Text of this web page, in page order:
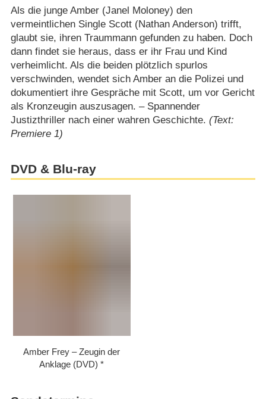
Als die junge Amber (Janel Moloney) den
vermeintlichen Single Scott (Nathan Anderson) trifft,
glaubt sie, ihren Traummann gefunden zu haben. Doch
dann findet sie heraus, dass er ihr Frau und Kind
verheimlicht. Als die beiden plötzlich spurlos
verschwinden, wendet sich Amber an die Polizei und
dokumentiert ihre Gespräche mit Scott, um vor Gericht
als Kronzeugin auszusagen. – Spannender
Justizthriller nach einer wahren Geschichte. (Text:
Premiere 1)
DVD & Blu-ray
Amber Frey – Zeugin der
Anklage (DVD)